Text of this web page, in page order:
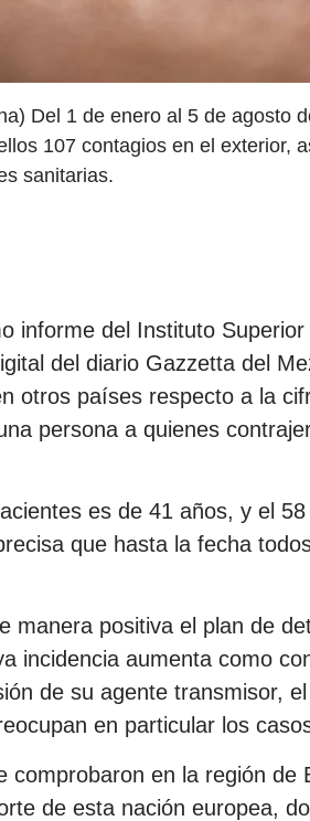
Del 1 de enero al 5 de agosto
107 contagios en el exterior,
sanitarias.
informe del Instituto
del diario Gazzetta del
otros países respecto a la
persona a quienes
es de 41 años, y el
que hasta la fecha
manera positiva el plan de
incidencia aumenta como
de su agente transmisor,
en particular los
comprobaron en la región de
de esta nación europea,